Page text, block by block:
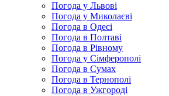
Погода у Львові
Погода у Миколаєві
Погода в Одесі
Погода в Полтаві
Погода в Рівному
Погода у Сімферополі
Погода в Сумах
Погода в Тернополі
Погода в Ужгороді